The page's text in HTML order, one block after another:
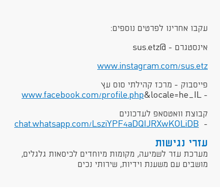
עקבו אחרינו לפרטים נוספים:
אינסטגרם - @sus.etz
www.instagram.com/sus.etz
פייסבוק - מרכז קהילתי סוס עץ
-
www.facebook.com/profile.php&locale=he_IL
קבוצת וואטסאפ לעדכונים
-
chat.whatsapp.com/LsziYPF4aDQIJRXwKOLiDB
עזרי נגישות
מערכת עזר לשמיעה, מקומות מיוחדים לכיסאות גלגלים,
מושבים עם משענת וידיות, שירותי נכים